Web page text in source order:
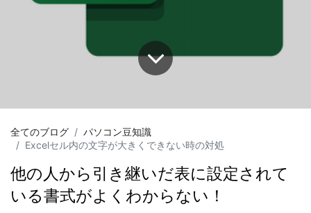
全てのブログ
パソコン豆知識
Excelセル内の文字が大きくできない時の対処
他の人から引き継いだ表に設定されて
いる書式がよくわからない！